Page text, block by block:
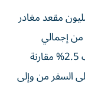
الناقلات الوطنية على نحو 6.5 مليون مقعد مغادر
من إجمالي
المقاعد المجدولة في المطارات، بزيادة بلغت 2.5% مقارنة
السفر من وإلى